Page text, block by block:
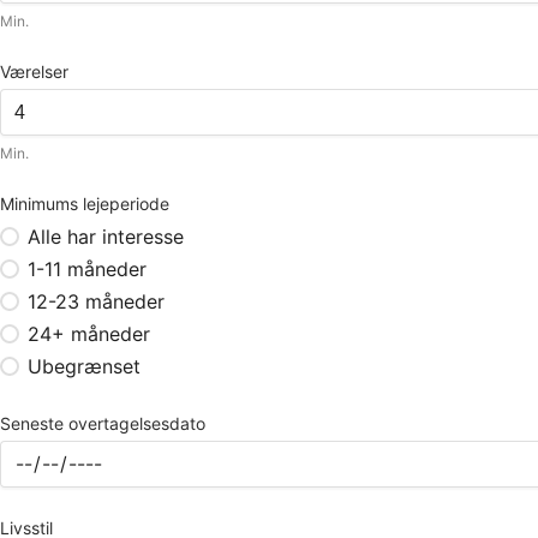
Min.
Værelser
Min.
Minimums lejeperiode
Alle har interesse
1-11 måneder
12-23 måneder
24+ måneder
Ubegrænset
Seneste overtagelsesdato
Livsstil